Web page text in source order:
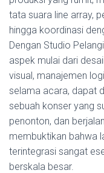
tata suara line array,
hingga koordinasi
Dengan Studio
aspek mulai dari
visual, manajemen
selama acara, dapat
sebuah konser yang
penonton, dan
membuktikan bahwa
terintegrasi sangat
berskala besar.